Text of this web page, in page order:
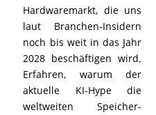
Hardwaremarkt, die uns
laut Branchen-Insidern
noch bis weit in das Jahr
2028 beschäftigen wird.
Erfahren, warum der
aktuelle KI-Hype die
weltweiten Speicher-